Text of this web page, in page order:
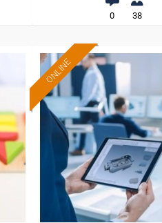
0 38
ONLINE
Formación 100%
subvencionada.
Para desempleados,
trabajadores y autónomos.
Sector
-Metal.